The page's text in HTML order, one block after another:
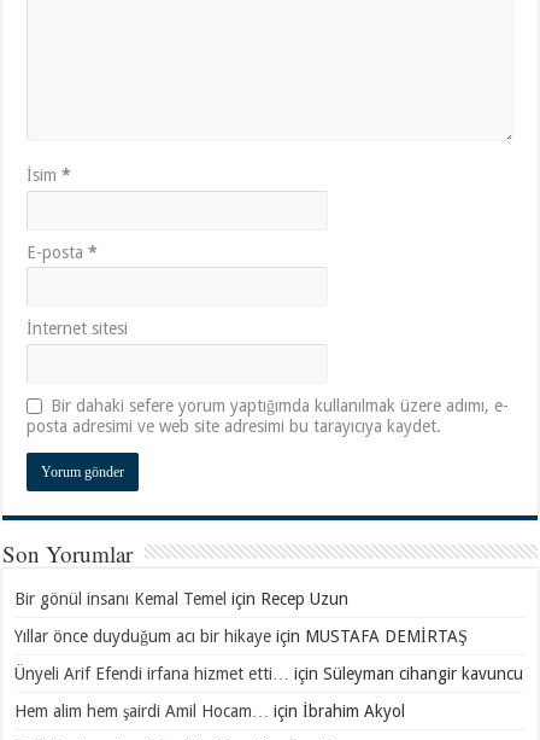
İsim*
E-posta*
İnternet sitesi
Bir dahaki sefere yorum yaptığımda kullanılmak üzere adımı, e-
posta adresimi ve web site adresimi bu tarayıcıya kaydet.
Son Yorumlar
Bir gönül insanı Kemal Temel için Recep Uzun
Yıllar önce duyduğum acı bir hikaye için MUSTAFA DEMİRTAŞ
Ünyeli Arif Efendi irfana hizmet etti… içinSüleyman cihangir kavuncu
Hem alim hem şairdi Amil Hocam… içinİbrahim Akyol